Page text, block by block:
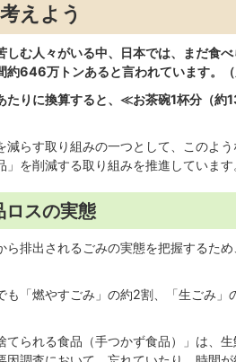
えよう
しむ人々がいる中、日本では、まだ食
約646万トンあると言われています。
たりに換算すると、≪お茶碗1杯分（
減らす取り組みの一つとして、このよ
」を削減する取り組みを推進しています
ロスの実態
ら排出されるごみの実態を把握するた
も「燃やすごみ」の約2割、「生ごみ
てられる食品（手つかず食品）」は、